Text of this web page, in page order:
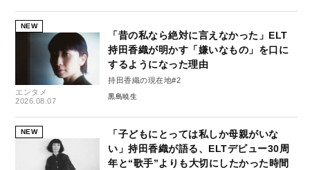
NEW
エンタメ
2026.08.07
「昔の私なら絶対に言えなかった」ELT
持田香織が明かす「嫌いなもの」を口に
するようになった理由
持田香織の現在地#2
黒島暁生
NEW
「子どもにとっては私しか母親がいな
い」持田香織が語る、ELTデビュー30周
年と“歌手”よりも大切にしたかった時間